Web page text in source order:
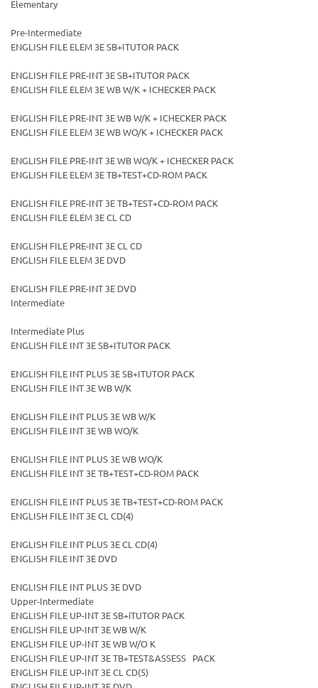
Elementary
Pre-Intermediate
ENGLISH FILE ELEM 3E SB+ITUTOR PACK
ENGLISH FILE PRE-INT 3E SB+ITUTOR PACK
ENGLISH FILE ELEM 3E WB W/K + ICHECKER PACK
ENGLISH FILE PRE-INT 3E WB W/K + ICHECKER PACK
ENGLISH FILE ELEM 3E WB WO/K + ICHECKER PACK
ENGLISH FILE PRE-INT 3E WB WO/K + ICHECKER PACK
ENGLISH FILE ELEM 3E TB+TEST+CD-ROM PACK
ENGLISH FILE PRE-INT 3E TB+TEST+CD-ROM PACK
ENGLISH FILE ELEM 3E CL CD
ENGLISH FILE PRE-INT 3E CL CD
ENGLISH FILE ELEM 3E DVD
ENGLISH FILE PRE-INT 3E DVD
Intermediate
Intermediate Plus
ENGLISH FILE INT 3E SB+ITUTOR PACK
ENGLISH FILE INT PLUS 3E SB+ITUTOR PACK
ENGLISH FILE INT 3E WB W/K
ENGLISH FILE INT PLUS 3E WB W/K
ENGLISH FILE INT 3E WB WO/K
ENGLISH FILE INT PLUS 3E WB WO/K
ENGLISH FILE INT 3E TB+TEST+CD-ROM PACK
ENGLISH FILE INT PLUS 3E TB+TEST+CD-ROM PACK
ENGLISH FILE INT 3E CL CD(4)
ENGLISH FILE INT PLUS 3E CL CD(4)
ENGLISH FILE INT 3E DVD
ENGLISH FILE INT PLUS 3E DVD
Upper-Intermediate
ENGLISH FILE UP-INT 3E SB+iTUTOR PACK
ENGLISH FILE UP-INT 3E WB W/K
ENGLISH FILE UP-INT 3E WB W/O K
ENGLISH FILE UP-INT 3E TB+TEST&ASSESS PACK
ENGLISH FILE UP-INT 3E CL CD(5)